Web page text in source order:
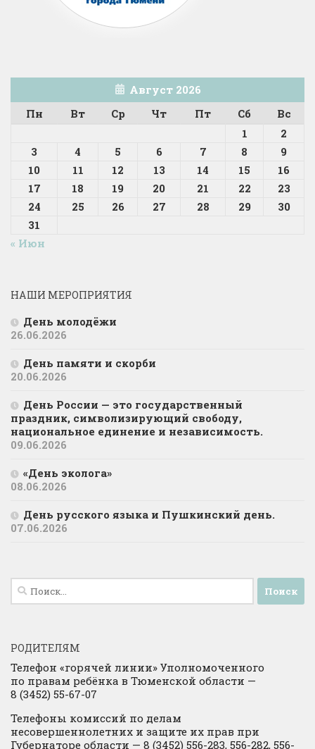
Август 2026
Пн
Вт Ср Чт Пт Сб
Вс
1
2
3
4 5 6 7 8
9
10
11 12 13 14 15
16
17
18 19 20 21 22
23
24
25 26 27 28 29
30
31
« Июн
НАШИ МЕРОПРИЯТИЯ
День молодёжи
26.06.2026
День памяти и скорби
20.06.2026
День России — это государственный
праздник, символизирующий свободу,
национальное единение и независимость.
09.06.2026
«День эколога»
08.06.2026
День русского языка и Пушкинский день.
07.06.2026
Найти:
РОДИТЕЛЯМ
Телефон «горячей линии» Уполномоченного
по правам ребёнка в Тюменской области —
8 (3452) 55-67-07
Телефоны комиссий по делам
несовершеннолетних и защите их прав при
Губернаторе области — 8 (3452) 556-283, 556-282, 556-